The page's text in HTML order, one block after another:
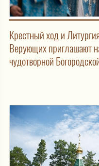
Крестный ход и
Верующих приглашают
чудотворной